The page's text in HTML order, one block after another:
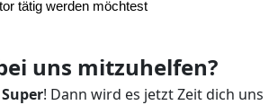
tätig werden möchtest
uns mitzuhelfen?
! Dann wird es jetzt Zeit dich uns